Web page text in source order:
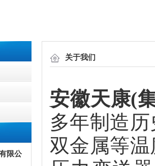
限公
关于我们
安徽天康(
多年制造
双金属等